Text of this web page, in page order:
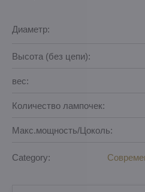
Диаметр:
Высота (без цепи):
вес:
Количество лампочек:
Макс.мощность/Цоколь:
Category: